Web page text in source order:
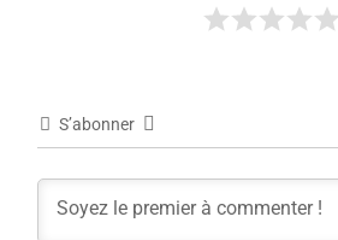
S’abonner